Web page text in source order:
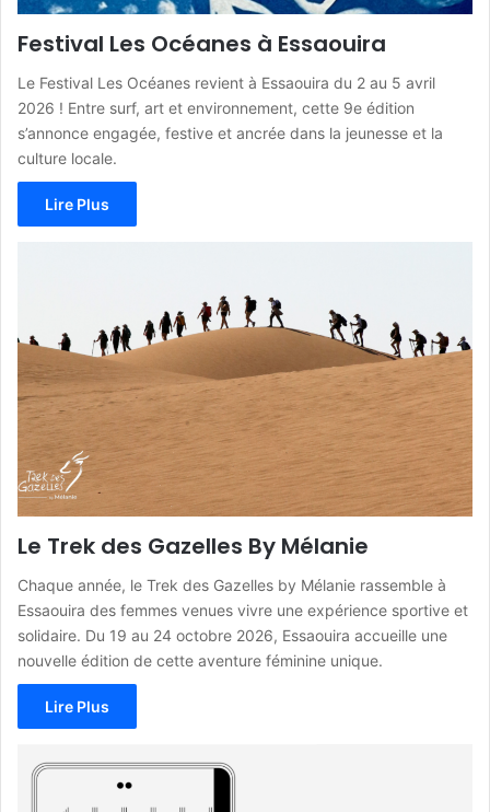
Festival Les Océanes à Essaouira
Le Festival Les Océanes revient à Essaouira du 2 au 5 avril
2026 ! Entre surf, art et environnement, cette 9e édition
s’annonce engagée, festive et ancrée dans la jeunesse et la
culture locale.
Lire Plus
Le Trek des Gazelles By Mélanie
Chaque année, le Trek des Gazelles by Mélanie rassemble à
Essaouira des femmes venues vivre une expérience sportive et
solidaire. Du 19 au 24 octobre 2026, Essaouira accueille une
nouvelle édition de cette aventure féminine unique.
Lire Plus